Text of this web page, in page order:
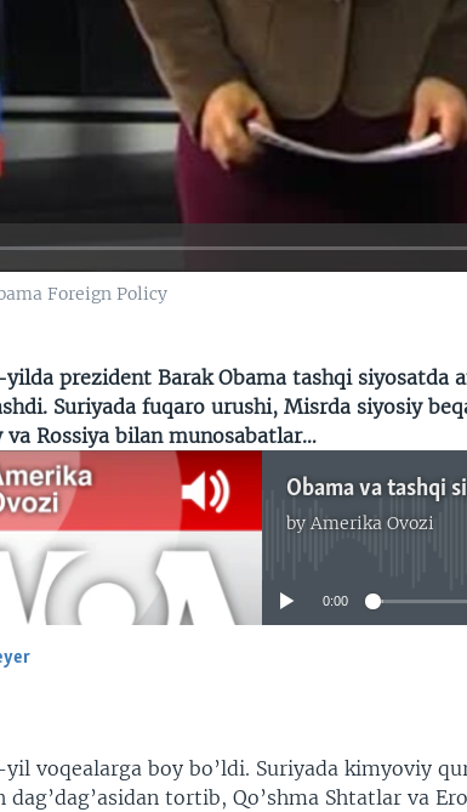
Foreign Policy
yilda prezident Barak Obama tashqi siyosatda
Suriyada fuqaro urushi, Misrda siyosiy
va Rossiya bilan munosabatlar…
byAmerika Ovozi
No media source currently
0:00
yil voqealarga boy bo’ldi. Suriyada kimyoviy
dag’dag’asidan tortib, Qo’shma Shtatlar va